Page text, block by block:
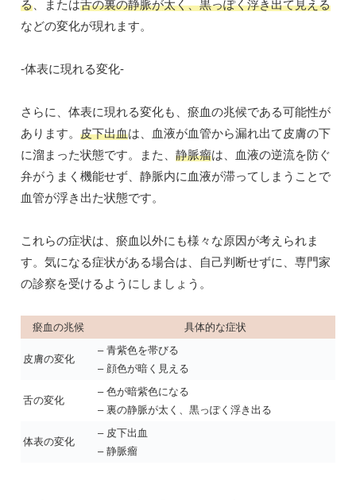
る 、または舌の裏の静脈が太く、黒っぽく浮き出て見える
などの変化が現れます。
-体表に現れる変化-
さらに、体表に現れる変化も、瘀血の兆候である可能性が
あります。 皮下出血は、血液が血管から漏れ出て皮膚の下
に溜まった状態です。また、 静脈瘤は、血液の逆流を防ぐ
弁がうまく機能せず、静脈内に血液が滞ってしまうことで
血管が浮き出た状態です。
これらの症状は、瘀血以外にも様々な原因が考えられま
す。気になる症状がある場合は、自己判断せずに、専門家
の診察を受けるようにしましょう。
瘀血の兆候 具体的な症状
皮膚の変化
– 青紫色を帯びる
– 顔色が暗く見える
舌の変化
– 色が暗紫色になる
– 裏の静脈が太く、黒っぽく浮き出る
体表の変化
– 皮下出血
– 静脈瘤